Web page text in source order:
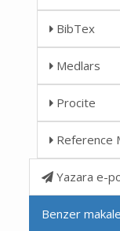
BibTex
Medlars
Procite
Reference
Yazara e-
Benzer